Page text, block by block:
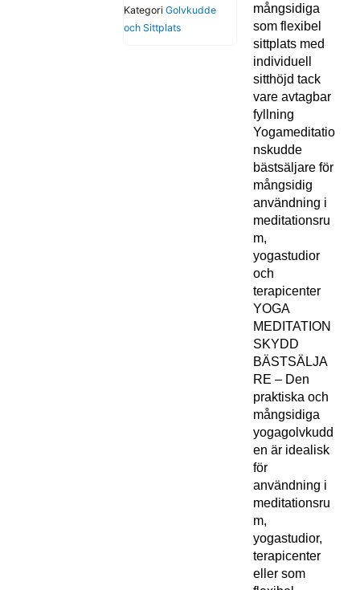
Kategori Golvkudde
och Sittplats
mångsidiga
som flexibel
sittplats med
individuell
sitthöjd tack
vare avtagbar
fyllning
Yogameditatio
nskudde
bästsäljare för
mångsidig
användning i
meditationsru
m,
yogastudior
och
terapicenter
YOGA
MEDITATION
SKYDD
BÄSTSÄLJA
RE – Den
praktiska och
mångsidiga
yogagolvkudd
en är idealisk
för
användning i
meditationsru
m,
yogastudior,
terapicenter
eller som